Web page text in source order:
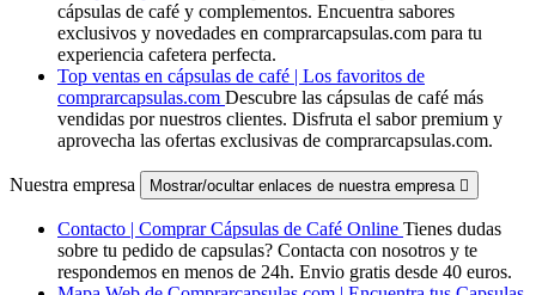
cápsulas de café y complementos. Encuentra sabores
exclusivos y novedades en comprarcapsulas.com para tu
experiencia cafetera perfecta.
Top ventas en cápsulas de café | Los favoritos de
comprarcapsulas.com Descubre las cápsulas de café más
vendidas por nuestros clientes. Disfruta el sabor premium y
aprovecha las ofertas exclusivas de comprarcapsulas.com.
Nuestra empresa Mostrar/ocultar enlaces de nuestra empresa 
Contacto | Comprar Cápsulas de Café Online Tienes dudas
sobre tu pedido de capsulas? Contacta con nosotros y te
respondemos en menos de 24h. Envio gratis desde 40 euros.